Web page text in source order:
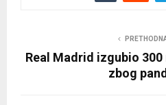
Real Madrid izgubio
zbog